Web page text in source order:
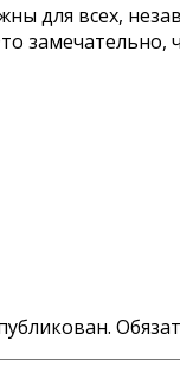
для всех,